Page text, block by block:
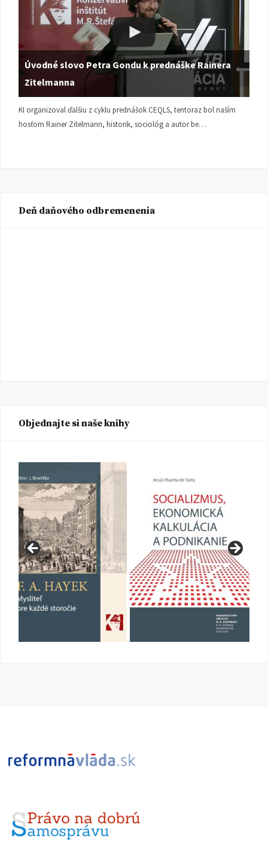
Úvodné slovo Petra Gondu k prednáške Rainera
Zitelmanna
KI organizoval ďalšiu z cyklu prednášok CEQLS, tentoraz bol naším
hosťom Rainer Zitelmann, historik, sociológ a autor be…
Deň daňového odbremenenia
Objednajte si naše knihy